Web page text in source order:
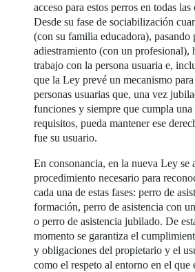
acceso para estos perros en todas las
Desde su fase de sociabilización
(con su familia educadora), pasando
adiestramiento (con un profesional),
trabajo con la persona usuaria e,
que la Ley prevé un mecanismo
personas usuarias que, una vez
funciones y siempre que cumpla una
requisitos, pueda mantener ese
fue su usuario.
En consonancia, en la nueva Ley se
procedimiento necesario para
cada una de estas fases: perro de
formación, perro de asistencia con
o perro de asistencia jubilado. De
momento se garantiza el
y obligaciones del propietario y el
como el respeto al entorno en el que